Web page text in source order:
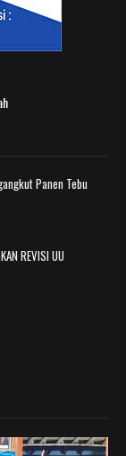
Panen Tebu
REVISI UU